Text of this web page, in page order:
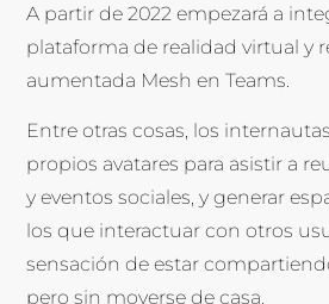
A partir de 2022 empezará a
plataforma de realidad virtual y
aumentada Mesh en Teams.
Entre otras cosas, los
propios avatares para asistir a
y eventos sociales, y generar
los que interactuar con otros
sensación de estar
pero sin moverse de casa.